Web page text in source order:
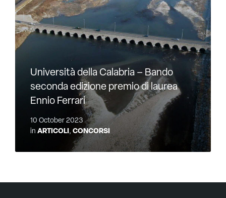
Università della Calabria – Bando
seconda edizione premio di laurea
Ennio Ferrari
10 October 2023
in ARTICOLI, CONCORSI